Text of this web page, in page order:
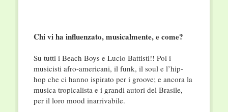
Chi vi ha influenzato, musicalmente, e come?
Su tutti i Beach Boys e Lucio Battisti!! Poi i
musicisti afro-americani, il funk, il soul e l’hip-
hop che ci hanno ispirato per i groove; e ancora la
musica tropicalista e i grandi autori del Brasile,
per il loro mood inarrivabile.